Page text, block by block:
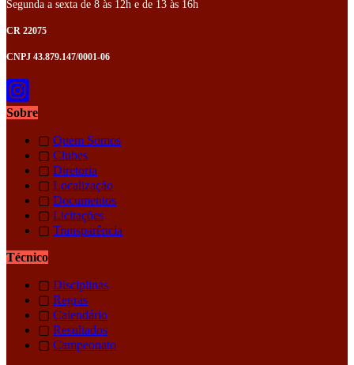
Segunda a sexta de 8 às 12h e de 13 às 16h
CR 22075
CNPJ 43.879.147/0001-06
Sobre
▢ Quem Somos
▢ Clubes
▢ Diretoria
▢ Localização
▢ Documentos
▢ Licitações
▢ Transparência
Técnico
▢ Disciplinas
▢ Regras
▢ Calendário
▢ Resultados
▢ Campeonato